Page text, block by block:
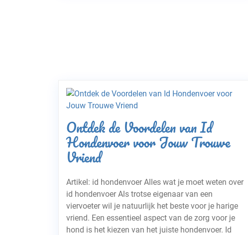
Ontdek de Voordelen van Id
Hondenvoer voor Jouw Trouwe
Vriend
Artikel: id hondenvoer Alles wat je moet weten over
id hondenvoer Als trotse eigenaar van een
viervoeter wil je natuurlijk het beste voor je harige
vriend. Een essentieel aspect van de zorg voor je
hond is het kiezen van het juiste hondenvoer. Id